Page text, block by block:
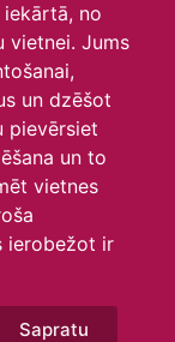
no
vietnei. Jums
un dzēšot
pievērsiet
un to
vietnes
ierobežot ir
Sapratu
S
12